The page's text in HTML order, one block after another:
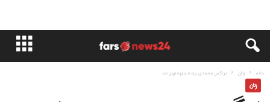
خانه زنان نرگس محمدی برنده جایزه نوبل شد
زنان